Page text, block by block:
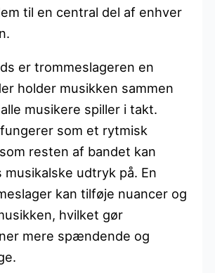
til en central del af enhver
er trommeslageren en
holder musikken sammen
musikere spiller i takt.
som et rytmisk
resten af bandet kan
musikalske udtryk på. En
kan tilføje nuancer og
hvilket gør
mere spændende og